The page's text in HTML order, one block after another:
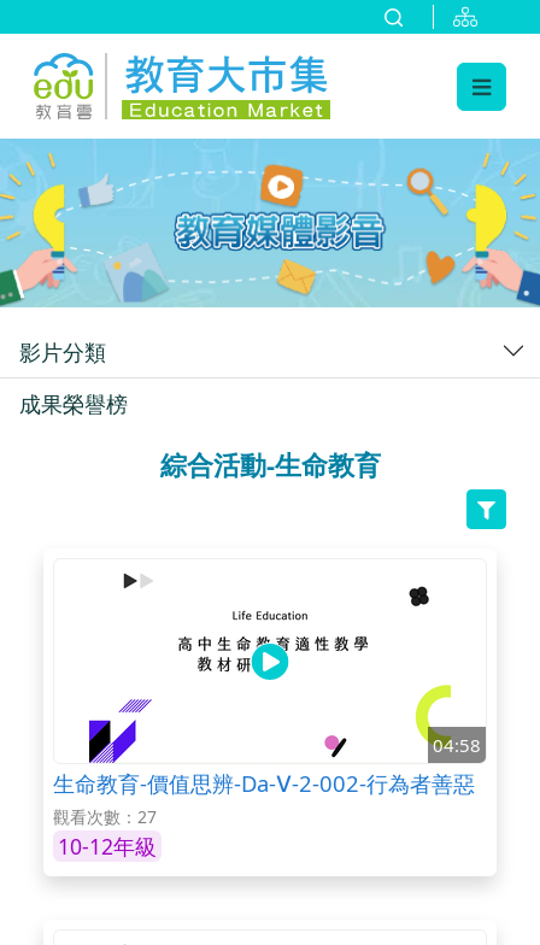
:::
影片分類
成果榮譽榜
綜合活動-生命教育
04:58
生命教育-價值思辨-Da-Ⅴ-2-002-行為者善惡
觀看次數：27
10-12年級